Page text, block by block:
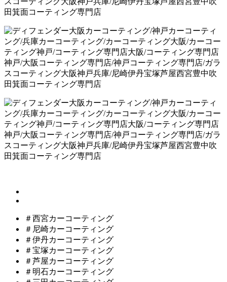
＃西宮カーコーティング
＃尼崎カーコーティング
＃伊丹カーコーティング
＃宝塚カーコーティング
＃芦屋カーコーティング
＃明石カーコーティング